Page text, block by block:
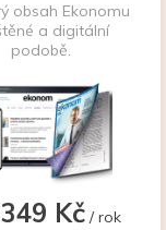
obsah Ekonomu
a digitální
podobě.
Kč/ rok